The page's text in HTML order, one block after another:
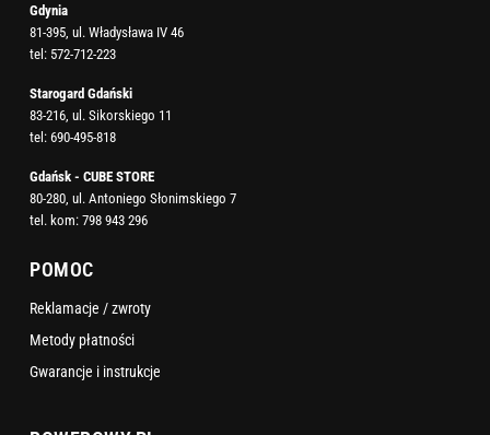
Gdynia
81-395, ul. Władysława IV 46
tel: 572-712-223
Starogard Gdański
83-216, ul. Sikorskiego 11
tel: 690-495-818
Gdańsk - CUBE STORE
80-280, ul. Antoniego Słonimskiego 7
tel. kom: 798 943 296
POMOC
Reklamacje / zwroty
Metody płatności
Gwarancje i instrukcje